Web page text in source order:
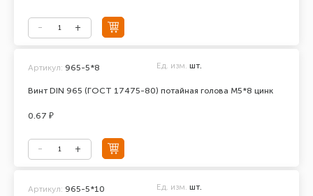
Винт DIN 965 (ГОСТ 17475-80) потайная голова М5*8 цинк
Артикул: 965-5*8 Ед. изм. шт.
0.67 ₽
Артикул: 965-5*10 Ед. изм. шт.